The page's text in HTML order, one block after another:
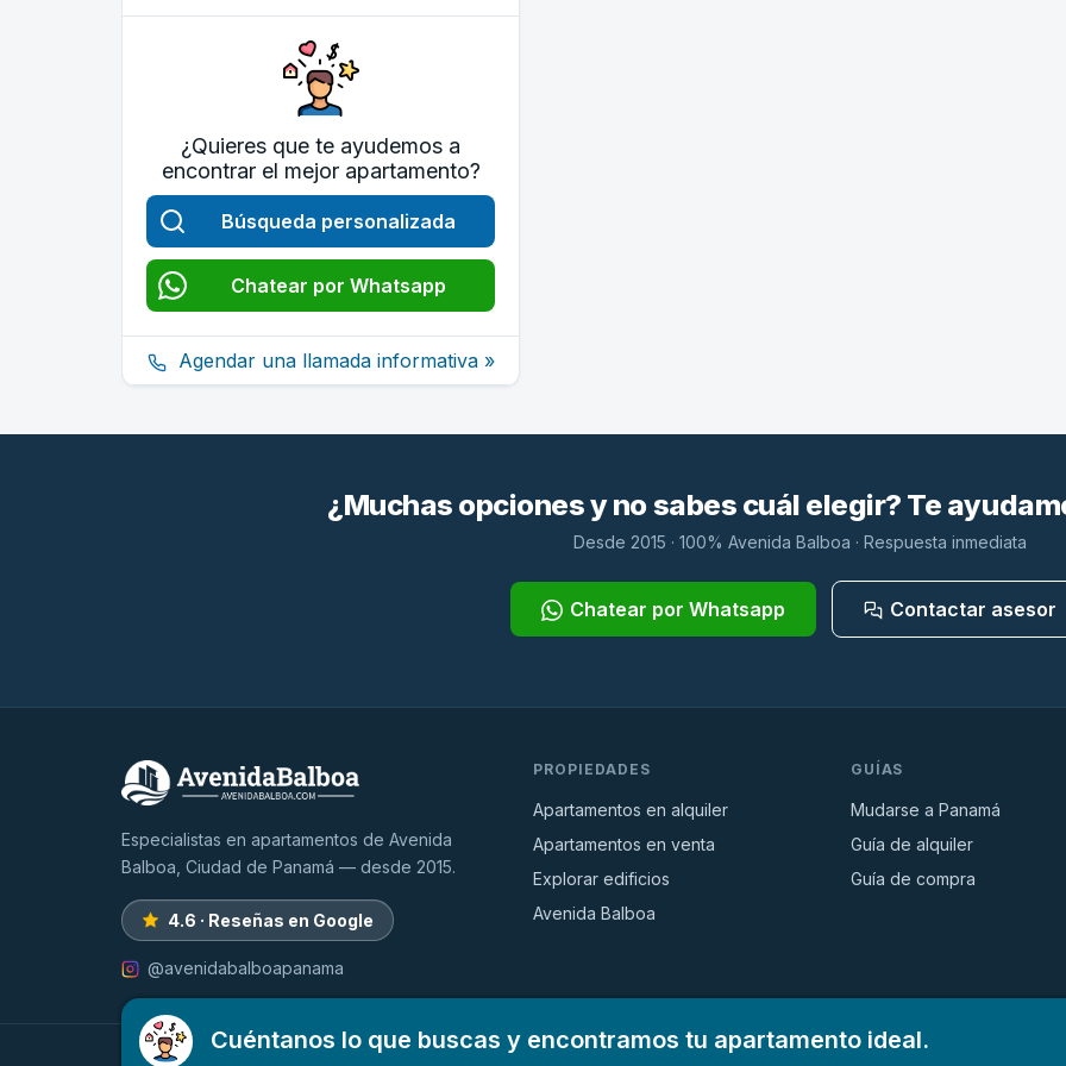
¿Quieres que te ayudemos a
encontrar el mejor apartamento?
Búsqueda personalizada
Chatear por Whatsapp
Agendar una llamada informativa »
Cuéntanos lo que buscas y encontramos tu apartamento ideal.
¿Muchas opciones y no sabes cuál elegir? Te
Desde 2015 · 100% Avenida Balboa · Respuesta inmediata
Chatear por Whatsapp Contactar asesor
Especialistas en apartamentos de Avenida
Balboa, Ciudad de Panamá — desde 2015.
4.6 · Reseñas en Google
@avenidabalboapanama
PROPIEDADES
Apartamentos en alquiler
Apartamentos en venta
Explorar edificios
Avenida Balboa
GUÍAS
Mudarse a Panamá
Guía de alquiler
Guía de compra
© 2026 AvenidaBalboa.com · Propiedades & Bienes raices · Privacidad